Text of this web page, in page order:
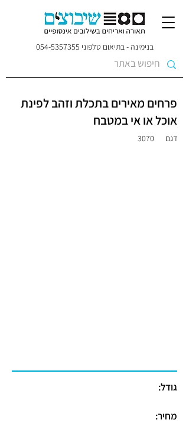
בנימינה - בתיאום טלפוני 054-5357355
פרחים מאירים בתכלת וזהב לפינת
אוכל או אי במטבח
דגם 3070
גודל:
מחיר: